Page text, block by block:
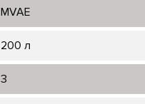
MVAE
200 л
3